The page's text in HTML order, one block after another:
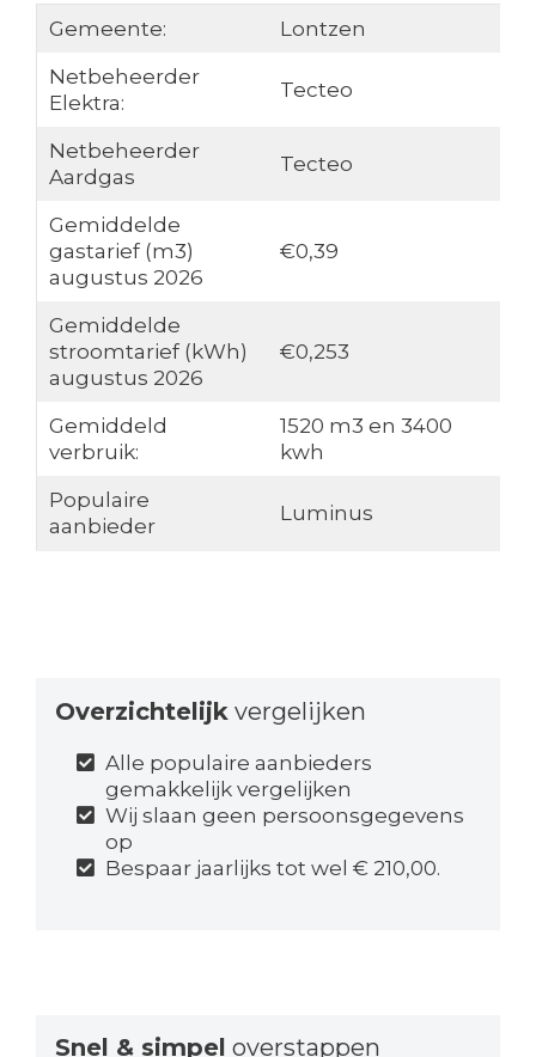
Gemeente:
Lontzen
Netbeheerder
Elektra:
Tecteo
Netbeheerder
Aardgas
Tecteo
Gemiddelde
gastarief (m3)
augustus 2026
€0,39
Gemiddelde
stroomtarief (kWh)
augustus 2026
€0,253
Gemiddeld
verbruik:
1520 m3 en 3400
kwh
Populaire
aanbieder
Luminus
Overzichtelijk vergelijken
Alle populaire aanbieders
gemakkelijk vergelijken
Wij slaan geen persoonsgegevens
op
Bespaar jaarlijks tot wel € 210,00.
Snel & simpel overstappen